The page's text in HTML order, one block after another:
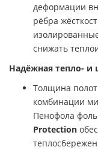
деформации
рёбра
снижать
Надёжная тепло-
Толщина
комбинации
Пенофола
Protection